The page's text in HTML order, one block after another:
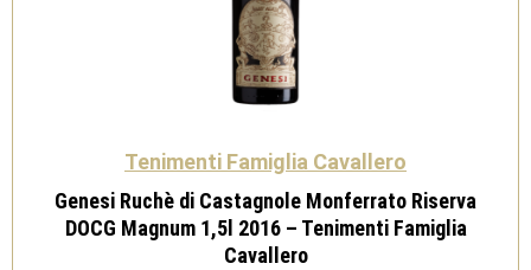
Tenimenti Famiglia Cavallero
Genesi Ruchè di Castagnole Monferrato Riserva
DOCG Magnum 1,5l 2016 – Tenimenti Famiglia
Cavallero